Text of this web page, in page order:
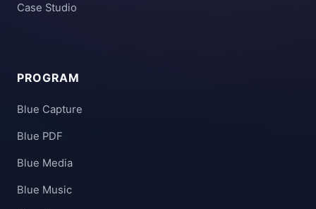
Case Studio
PROGRAM
Blue Capture
Blue PDF
Blue Media
Blue Music